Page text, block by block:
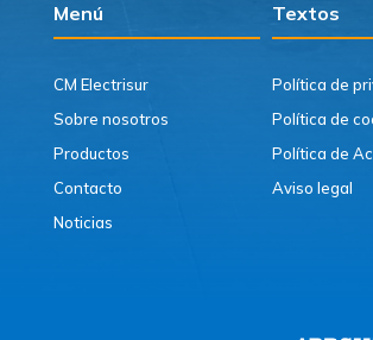
Menú Textos
CM Electrisur
Sobre nosotros
Productos
Contacto
Noticias
Política de
Política de
Política de
Aviso legal